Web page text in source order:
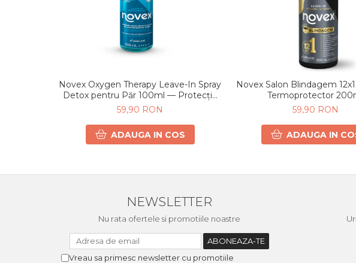
Novex Oxygen Therapy Leave-In Spray
Detox pentru Păr 100ml — Protecție
Zilnică Fără Clătire
59,90 RON
ADAUGA IN COS
Novex Salon Blindagem
Termoprotector
59,90 RON
ADAUGA IN
NEWSLETTER
Nu rata ofertele si promotiile noastre
Vreau sa primesc newsletter cu promotiile